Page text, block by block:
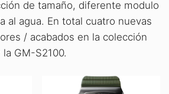
de tamaño, diferente modulo
al agua. En total cuatro nuevas
/ acabados en la colección
GM-S2100.